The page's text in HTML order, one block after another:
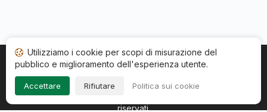
Home Stato recensioni Categorie CGU
Copyright © 2026
riservati.
Utilizziamo i cookie per scopi di misurazione del
pubblico e miglioramento dell'esperienza utente.
Accettare Rifiutare Politica sui cookie